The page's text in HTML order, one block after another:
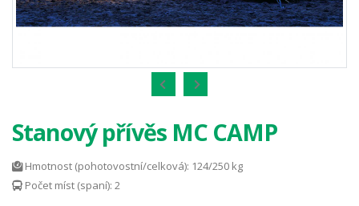
Stanový přívěs MC CAMP
Hmotnost (pohotovostní/celková): 124/250 kg
Počet míst (spaní): 2